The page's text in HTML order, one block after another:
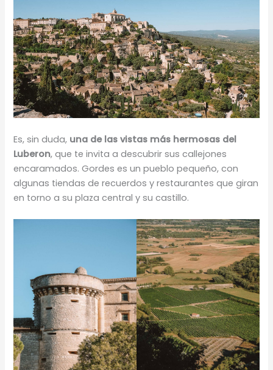
Es, sin duda, una de las vistas más hermosas del
Luberon, que te invita a descubrir sus callejones
encaramados. Gordes es un pueblo pequeño, con
algunas tiendas de recuerdos y restaurantes que giran
en torno a su plaza central y su castillo.